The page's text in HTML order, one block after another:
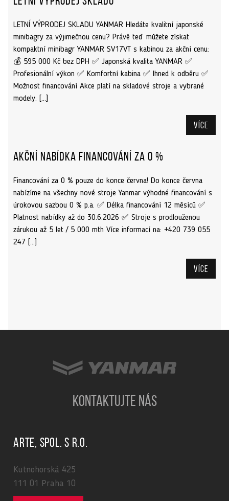
LETNÍ VÝPRODEJ SKLADU YANMAR Hledáte kvalitní japonské
minibagry za výjimečnou cenu? Právě teď můžete získat
kompaktní minibagr YANMAR SV17VT s kabinou za akční cenu:
💰 595 000 Kč bez DPH ✅ Japonská kvalita YANMAR ✅
Profesionální výkon ✅ Komfortní kabina ✅ Ihned k odběru ✅
Možnost financování Akce platí na skladové stroje a vybrané
modely: […]
Více
Akční nabídka financování za 0 %
Financování za 0 % pouze do konce června! Do konce června
nabízíme na všechny nové stroje Yanmar výhodné financování s
úrokovou sazbou 0 % p.a. ✅ Délka financování 12 měsíců ✅
Platnost nabídky až do 30.6.2026 ✅ Stroje s prodlouženou
zárukou až 5 let / 5 000 mth Více informací na: +420 739 055
247 […]
Více
KONTAKTUJTE NÁS
ARTE, spol. s r.o.
Kutnohorská 425
111 01 Praha 10